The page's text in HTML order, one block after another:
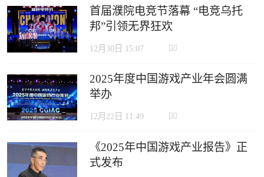
首届濮院电竞节落幕 “电竞乌托
邦”引领无界狂欢
12月30日 15:07
2025年度中国游戏产业年会圆满
举办
12月22日 11:49
《2025年中国游戏产业报告》正
式发布